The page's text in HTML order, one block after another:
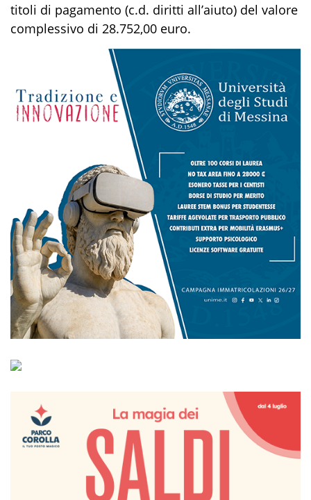
titoli di pagamento (c.d. diritti all’aiuto) del valore
complessivo di 28.752,00 euro.